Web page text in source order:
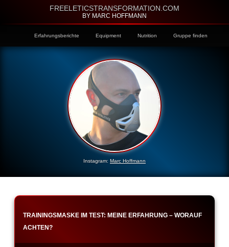
FREELETICSTRANSFORMATION.COM
BY MARC HOFFMANN
Erfahrungsberichte Equipment Nutrition Gruppe finden
Instagram: Marc Hoffmann
TRAININGSMASKE IM TEST: MEINE ERFAHRUNG – WORAUF
ACHTEN?